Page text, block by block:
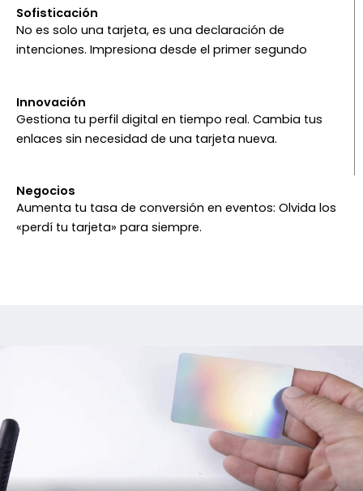
Sofisticación
No es solo una tarjeta, es una declaración de
intenciones. Impresiona desde el primer segundo
Innovación
Gestiona tu perfil digital en tiempo real. Cambia tus
enlaces sin necesidad de una tarjeta nueva.
Negocios
Aumenta tu tasa de conversión en eventos: Olvida los
«perdí tu tarjeta» para siempre.